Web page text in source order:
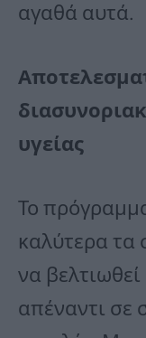
αγαθά αυτά.
υγείας
Το
καλύτερα τα
να
απέναντι σε